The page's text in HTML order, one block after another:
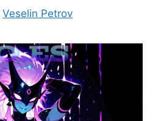
Veselin Petrov